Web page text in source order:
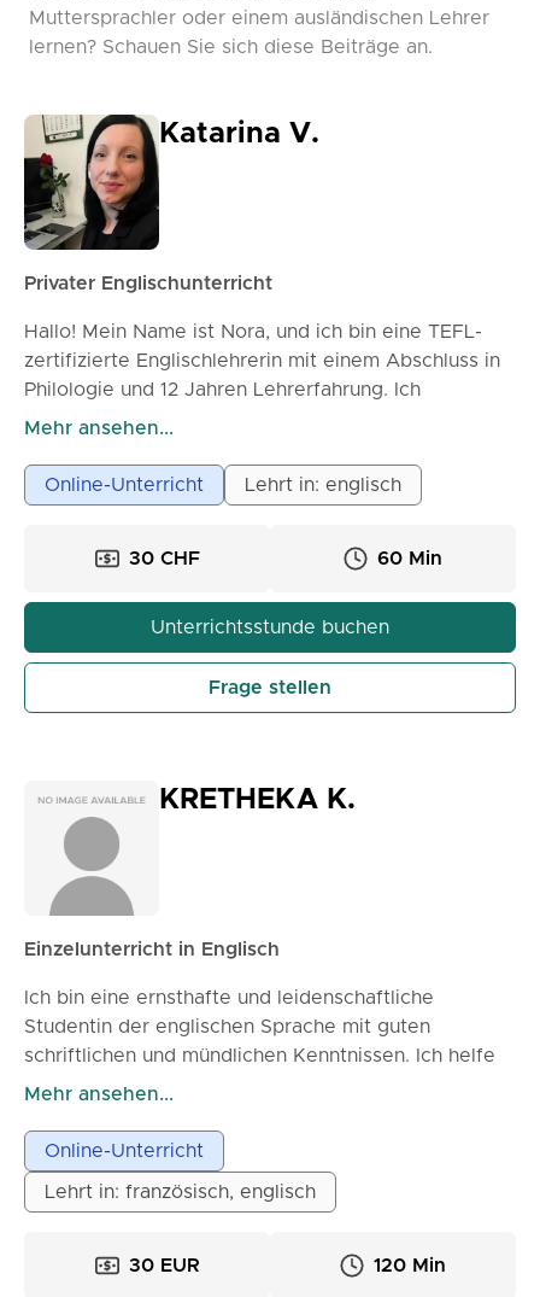
Muttersprachler oder einem ausländischen Lehrer
lernen? Schauen Sie sich diese Beiträge an.
Katarina V.
Privater Englischunterricht
Hallo! Mein Name ist Nora, und ich bin eine TEFL-
zertifizierte Englischlehrerin mit einem Abschluss in
Philologie und 12 Jahren Lehrerfahrung. Ich
unterrichte Kinder, Jugendliche und Erwachsene und
solide Grundlage im Englischen aufzubauen. Mein
Unterricht ist geduldig, ansprechend und auf die
Ihre Sprechfähigkeiten, Grammatik, Aussprache oder
unterstütze Sie bei jedem Schritt. Ich glaube, dass
das Erlernen von Englisch angenehm, ermutigend
und praktisch sein sollte. Mein Ziel ist es, jedem
Schüler zu helfen, sich im täglichen Leben sicher im
Mehr ansehen...
Online-Unterricht Lehrt in: englisch
30 CHF 60 Min
Unterrichtsstunde buchen
Frage stellen
KRETHEKA K.
Einzelunterricht in Englisch
Ich bin eine ernsthafte und leidenschaftliche
Studentin der englischen Sprache mit guten
schriftlichen und mündlichen Kenntnissen. Ich helfe
Schülern der Grundschule, weiterführenden Schulen
Verständnis, ihre mündliche Ausdrucksfähigkeit und
ihre Grammatik zu verbessern. Ich habe die
Cambridge University Diplome bis zum FCE-Niveau
Umfeld geholfen, ihre Englischkenntnisse zu
Mehr ansehen...
Online-Unterricht
Lehrt in: französisch, englisch
30 EUR 120 Min